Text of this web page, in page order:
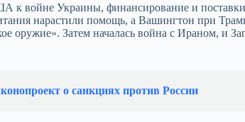
к войне Украины, финансирование и поставки
нарастили помощь, а Вашингтон при
оружие». Затем началась война с Ираном, и
о санкциях против России